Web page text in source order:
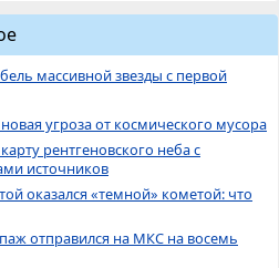
массивной звезды с первой
угроза от космического мусора
рентгеновского неба с
источников
оказался «темной» кометой: что
отправился на МКС на восемь